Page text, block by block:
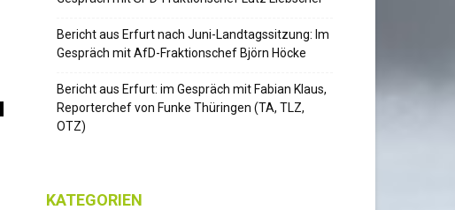
Bericht aus Erfurt nach Juni-Landtagssitzung: Im
Gespräch mit AfD-Fraktionschef Björn Höcke
Bericht aus Erfurt: im Gespräch mit Fabian Klaus,
Reporterchef von Funke Thüringen (TA, TLZ,
OTZ)
KATEGORIEN